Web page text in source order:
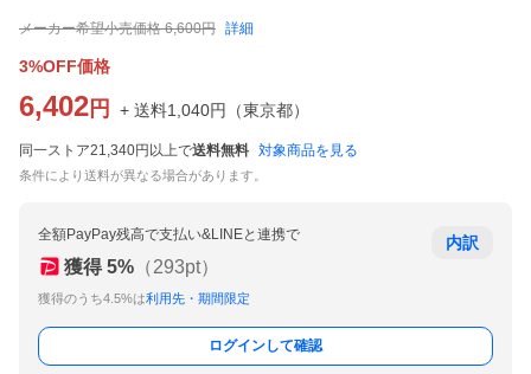
メーカー希望小売価格 6,600円 詳細
3%OFF価格
6,402 円 + 送料1,040円 （東京都）
同一ストア21,340円以上で送料無料 対象商品を見る
条件により送料が異なる場合があります。
全額PayPay残高で支払い&LINEと連携で
獲得 5% （293pt）
獲得のうち4.5%は利用先・期間限定
内訳
ログインして確認